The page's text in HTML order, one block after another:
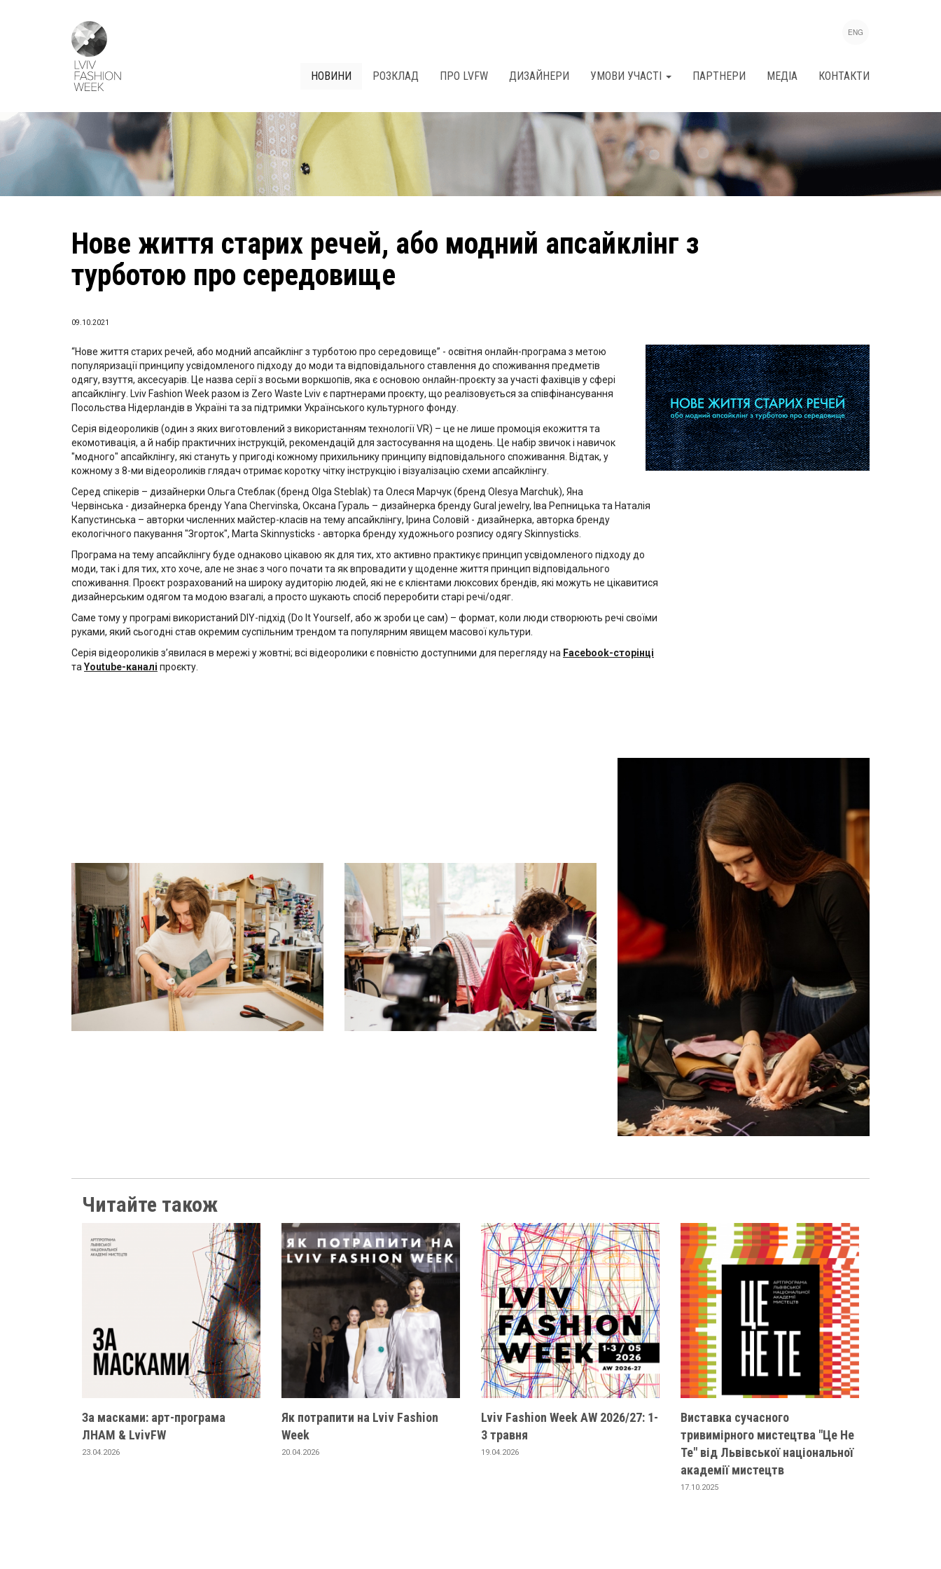
НОВИНИ РОЗКЛАД ПРО LVFW ДИЗАЙНЕРИ УМОВИ УЧАСТІ ПАРТНЕРИ МЕДІА КОНТАКТИ
ENG
Нове життя старих речей, або модний апсайклінг з
турботою про середовище
09.10.2021
“Нове життя старих речей, або модний апсайклінг з турботою про середовище” - освітня онлайн-програма з метою
популяризації принципу усвідомленого підходу до моди та відповідального ставлення до споживання предметів
одягу, взуття, аксесуарів. Це назва серії з восьми воркшопів, яка є основою онлайн-проєкту за участі фахівців у сфері
апсайклінгу. Lviv Fashion Week разом із Zero Waste Lviv є партнерами проєкту, що реалізовується за співфінансування
Посольства Нідерландів в Україні та за підтримки Українського культурного фонду.
Серія відеороликів (один з яких виготовлений з використанням технології VR) – це не лише промоція екожиття та
екомотивація, а й набір практичних інструкцій, рекомендацій для застосування на щодень. Це набір звичок і навичок
"модного" апсайклінгу, які стануть у пригоді кожному прихильнику принципу відповідального споживання. Відтак, у
кожному з 8-ми відеороликів глядач отримає коротку чітку інструкцію і візуалізацію схеми апсайклінгу.
Серед спікерів – дизайнерки Ольга Стеблак (бренд Olga Steblak) та Олеся Марчук (бренд Olesya Marchuk), Яна
Червінська - дизайнерка бренду Yana Chervinska, Оксана Гураль – дизайнерка бренду Gural jewelry, Іва Репницька та Наталія
Капустинська – авторки численних майстер-класів на тему апсайклінгу, Ірина Соловій - дизайнерка, авторка бренду
екологічного пакування "Згорток", Marta Skinnysticks - авторка бренду художнього розпису одягу Skinnysticks.
Програма на тему апсайклінгу буде однаково цікавою як для тих, хто активно практикує принцип усвідомленого підходу до
моди, так і для тих, хто хоче, але не знає з чого почати та як впровадити у щоденне життя принцип відповідального
споживання. Проєкт розрахований на широку аудиторію людей, які не є клієнтами люксових брендів, які можуть не цікавитися
дизайнерським одягом та модою взагалі, а просто шукають спосіб переробити старі речі/одяг.
Саме тому у програмі використаний DIY-підхід (Do It Yourself, або ж зроби це сам) – формат, коли люди створюють речі своїми
руками, який сьогодні став окремим суспільним трендом та популярним явищем масової культури.
Серія відеороликів з’явилася в мережі у жовтні; всі відеоролики є повністю доступними для перегляду на Facebook-сторінці
та Youtube-каналі проєкту.
Читайте також
За масками: арт-програма
ЛНАМ & LvivFW
23.04.2026
Як потрапити на Lviv Fashion
Week
20.04.2026
Lviv Fashion Week AW 2026/27: 1-
3 травня
19.04.2026
Виставка сучасного
тривимірного мистецтва "Це Не
Те" від Львівської національної
академії мистецтв
17.10.2025